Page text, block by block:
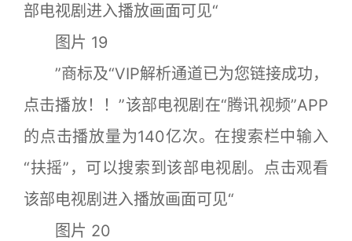
部电视剧进入播放画面可见“
图片 19
”商标及“VIP解析通道已为您链接成功，
点击播放！！”该部电视剧在“腾讯视频”APP
的点击播放量为140亿次。在搜索栏中输入
“扶摇”，可以搜索到该部电视剧。点击观看
该部电视剧进入播放画面可见“
图片 20